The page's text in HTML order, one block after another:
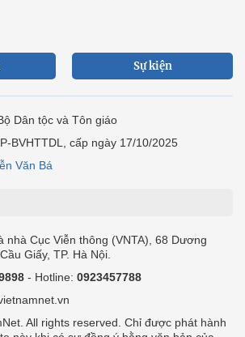
Sự kiện
Dân tộc và Tôn giáo
BVHTTDL, cấp ngày 17/10/2025
Văn Bá
nhà Cục Viễn thông (VNTA), 68 Dương
Giấy, TP. Hà Nội.
- Hotline: 0923457788
All rights reserved. Chỉ được phát hành